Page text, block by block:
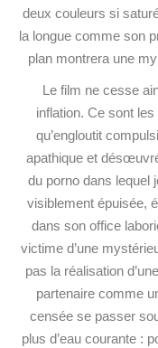
deux couleurs si
la longue comme son
plan montrera une
Le film ne cesse
inflation. Ce sont
qu’engloutit
apathique et
du porno dans lequel
visiblement épuisée,
dans son office
victime d’une
pas la réalisation
partenaire comme
censée se passer
plus d’eau courante :